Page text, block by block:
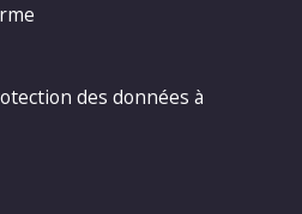
des données à